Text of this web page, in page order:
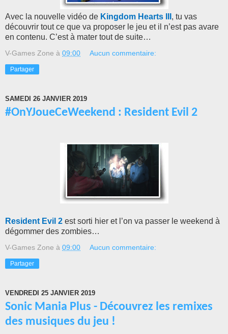
Avec la nouvelle vidéo de Kingdom Hearts III , tu vas
découvrir tout ce que va proposer le jeu et il n’est pas avare
en contenu. C’est à mater tout de suite…
V-Games Zone à 09:00 Aucun commentaire:
Partager
SAMEDI 26 JANVIER 2019
#OnYJoueCeWeekend : Resident Evil 2
Resident Evil 2 est sorti hier et l’on va passer le weekend à
dégommer des zombies…
V-Games Zone à 09:00 Aucun commentaire:
Partager
VENDREDI 25 JANVIER 2019
Sonic Mania Plus - Découvrez les remixes
des musiques du jeu !